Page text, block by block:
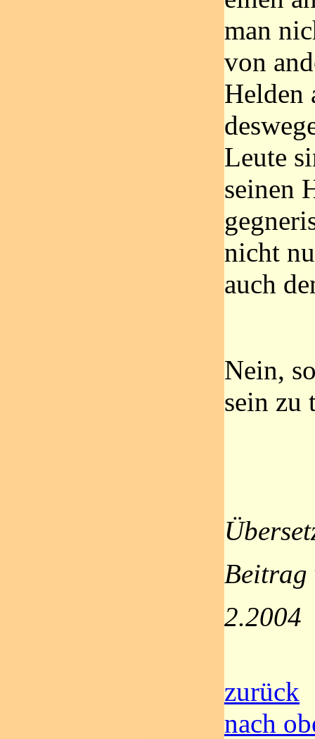
man
von
Helden
Leute
seinen
nicht
auch
Nein,
sein zu
Beitrag
2.2004
zurück
nach